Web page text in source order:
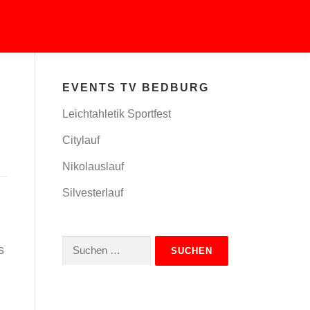
EVENTS TV BEDBURG
Leichtahletik Sportfest
Citylauf
Nikolauslauf
Silvesterlauf
Suchen